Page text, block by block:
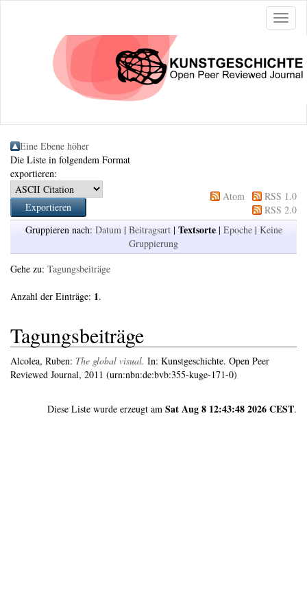
ein-/
Eine Ebene höher
Die Liste in folgendem Format
exportieren:
Atom
RSS 1.0
RSS 2.0
Gruppieren nach: Datum| Beitragsart| Textsorte| Epoche| Keine
Gruppierung
Gehe zu: Tagungsbeiträge
Anzahl der Einträge: 1.
Tagungsbeiträge
Alcolea, Ruben: The global visual. In: Kunstgeschichte. Open Peer
Reviewed Journal, 2011 (urn:nbn:de:bvb:355-kuge-171-0)
Diese Liste wurde erzeugt am Sat Aug 8 12:43:48 2026 CEST.